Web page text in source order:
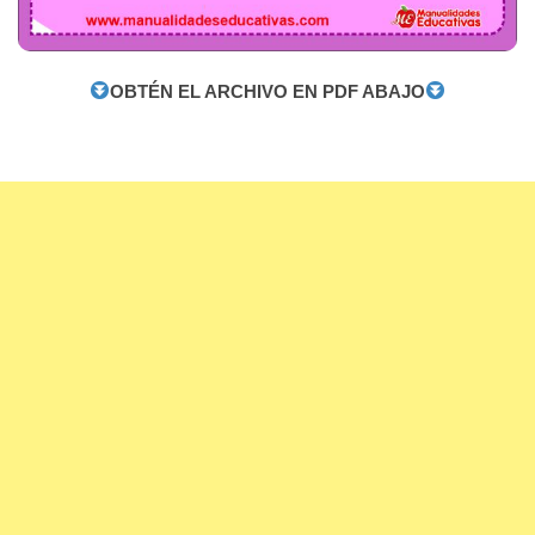
OBTÉN EL ARCHIVO EN PDF ABAJO